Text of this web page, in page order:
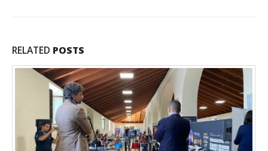
RELATED POSTS